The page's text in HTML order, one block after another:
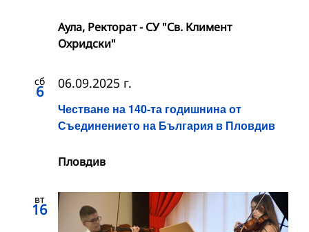
Аула, Ректорат - СУ "Св. Климент
Охридски"
сб
6
Честване на 140-та годишнина от
Съединението на България в Пловдив
06.09.2025 г.
Пловдив
вт
16